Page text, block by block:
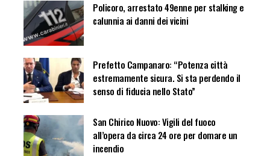
Policoro, arrestato 49enne per stalking e
calunnia ai danni dei vicini
Prefetto Campanaro: “Potenza città
estremamente sicura. Si sta perdendo il
senso di fiducia nello Stato”
San Chirico Nuovo: Vigili del fuoco
all’opera da circa 24 ore per domare un
incendio